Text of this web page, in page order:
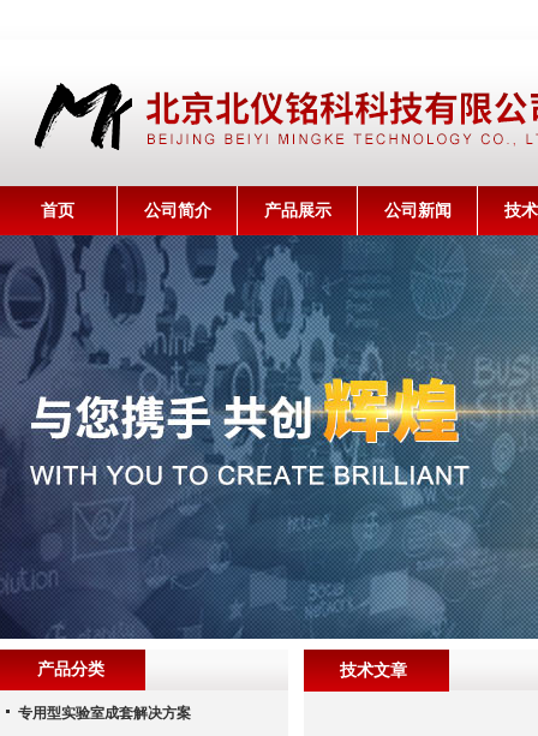
首页 公司简介 产品展示 公司新闻 技
技术文章
产品分类
专用型实验室成套解决方案